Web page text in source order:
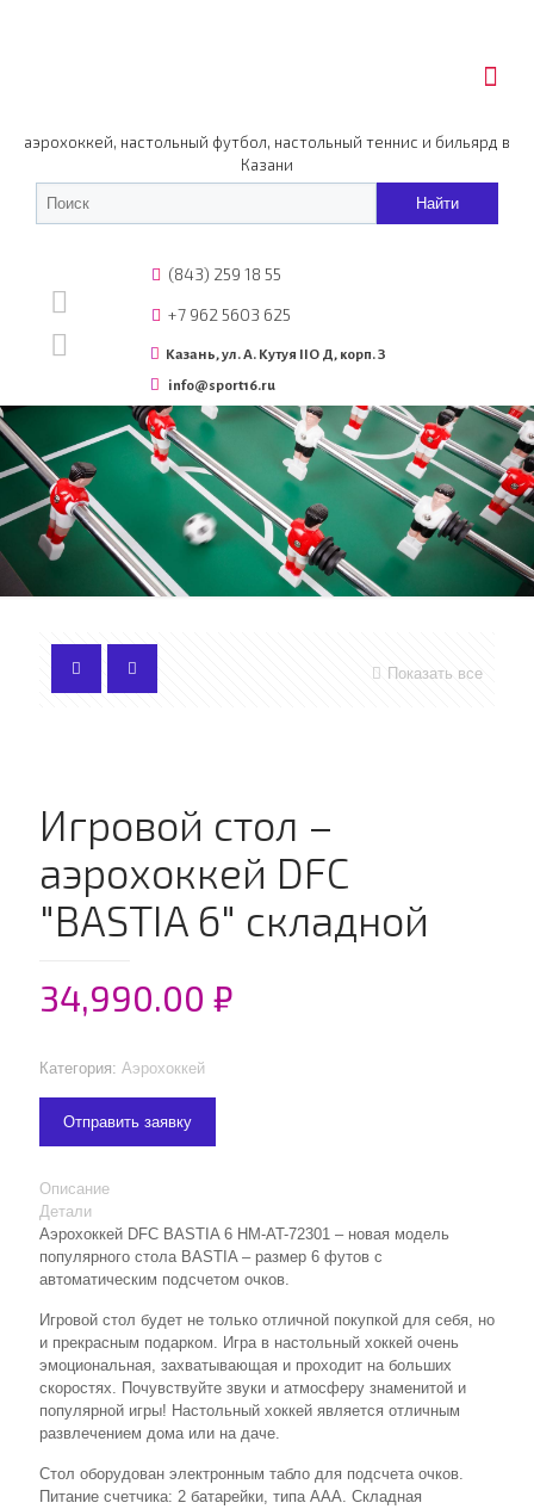
аэрохоккей, настольный футбол, настольный теннис и бильярд в
Казани
(843) 259 18 55
+7 962 5603 625
Казань, ул. А. Кутуя IIO Д, корп. З
info@sport16.ru
Показать все
Игровой стол –
аэрохоккей DFC
"BASTIA 6" складной
34,990.00 ₽
Категория: Аэрохоккей
Отправить заявку
Описание
Детали
Аэрохоккей DFC BASTIA 6 HM-AT-72301 – новая модель
популярного стола BASTIA – размер 6 футов с
автоматическим подсчетом очков.
Игровой стол будет не только отличной покупкой для себя, но
и прекрасным подарком. Игра в настольный хоккей очень
эмоциональная, захватывающая и проходит на больших
скоростях. Почувствуйте звуки и атмосферу знаменитой и
популярной игры! Настольный хоккей является отличным
развлечением дома или на даче.
Стол оборудован электронным табло для подсчета очков.
Питание счетчика: 2 батарейки, типа ААА. Складная